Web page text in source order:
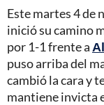
Este martes 4 de
inició su camino
por 1-1 frente a
puso arriba del
cambió la cara y
mantiene invicta